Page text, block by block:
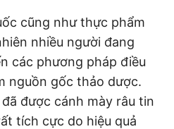
cũng như thực phẩm
nhiều người đang
các phương pháp điều
nguồn gốc thảo dược.
được cánh mày râu tin
tích cực do hiệu quả